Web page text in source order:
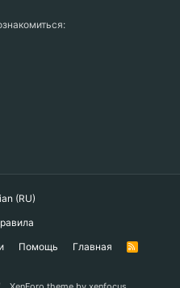
(RU)
Помощь Главная
R